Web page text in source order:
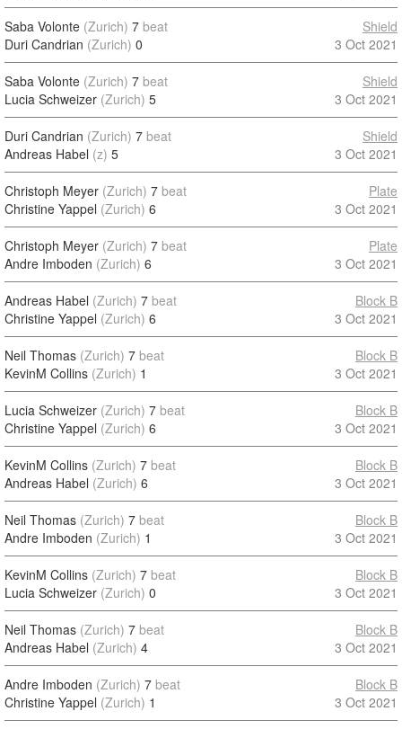
Saba Volonte (Zurich) 7 beat
Duri Candrian (Zurich) 0
Shield
3 Oct 2021
Saba Volonte (Zurich) 7 beat
Lucia Schweizer (Zurich) 5
Shield
3 Oct 2021
Duri Candrian (Zurich) 7 beat
Andreas Habel (z) 5
Shield
3 Oct 2021
Christoph Meyer (Zurich) 7 beat
Christine Yappel (Zurich) 6
Plate
3 Oct 2021
Christoph Meyer (Zurich) 7 beat
Andre Imboden (Zurich) 6
Plate
3 Oct 2021
Andreas Habel (Zurich) 7 beat
Christine Yappel (Zurich) 6
Block B
3 Oct 2021
Neil Thomas (Zurich) 7 beat
KevinM Collins (Zurich) 1
Block B
3 Oct 2021
Lucia Schweizer (Zurich) 7 beat
Christine Yappel (Zurich) 6
Block B
3 Oct 2021
KevinM Collins (Zurich) 7 beat
Andreas Habel (Zurich) 6
Block B
3 Oct 2021
Neil Thomas (Zurich) 7 beat
Andre Imboden (Zurich) 1
Block B
3 Oct 2021
KevinM Collins (Zurich) 7 beat
Lucia Schweizer (Zurich) 0
Block B
3 Oct 2021
Neil Thomas (Zurich) 7 beat
Andreas Habel (Zurich) 4
Block B
3 Oct 2021
Andre Imboden (Zurich) 7 beat
Christine Yappel (Zurich) 1
Block B
3 Oct 2021